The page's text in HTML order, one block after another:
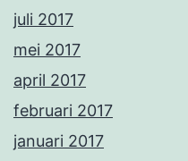
juli 2017
mei 2017
april 2017
februari 2017
januari 2017